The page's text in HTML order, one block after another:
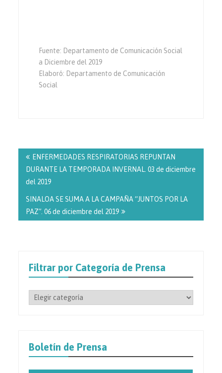
Fuente: Departamento de Comunicación Social
a Diciembre del 2019
Elaboró: Departamento de Comunicación
Social
de
entradas
ENFERMEDADES RESPIRATORIAS REPUNTAN
DURANTE LA TEMPORADA INVERNAL. 03 de diciembre
del 2019
SINALOA SE SUMA A LA CAMPAÑA “JUNTOS POR LA
PAZ”. 06 de diciembre del 2019
Filtrar por Categoría de Prensa
Filtrar
Prensa
Boletín de Prensa